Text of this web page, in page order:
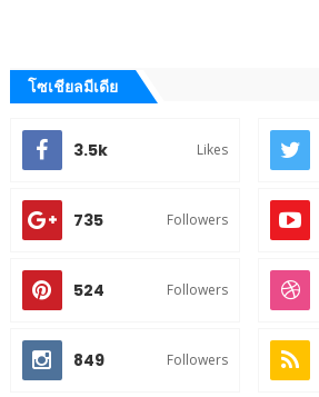
โซเชียลมีเดีย
3.5k Likes
735 Followers
524 Followers
849 Followers